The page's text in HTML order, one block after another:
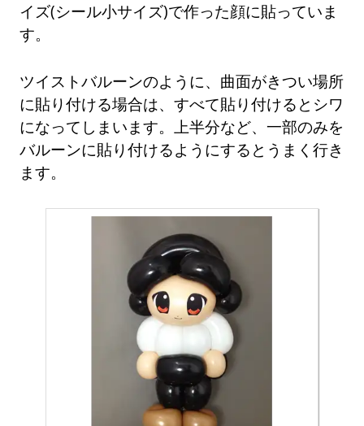
イズ(シール小サイズ)で作った顔に貼っていま
す。
ツイストバルーンのように、曲面がきつい場所
に貼り付ける場合は、すべて貼り付けるとシワ
になってしまいます。上半分など、一部のみを
バルーンに貼り付けるようにするとうまく行き
ます。